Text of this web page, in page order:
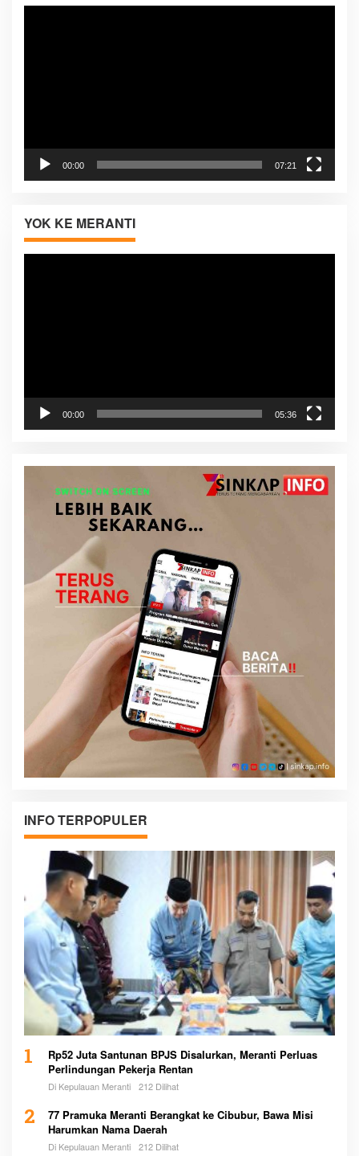
00:00 07:21
YOK KE MERANTI
00:00 05:36
INFO TERPOPULER
1
Rp52 Juta Santunan BPJS Disalurkan, Meranti Perluas
Perlindungan Pekerja Rentan
Di Kepulauan Meranti 212 Dilihat
2
77 Pramuka Meranti Berangkat ke Cibubur, Bawa Misi
Harumkan Nama Daerah
Di Kepulauan Meranti 212 Dilihat